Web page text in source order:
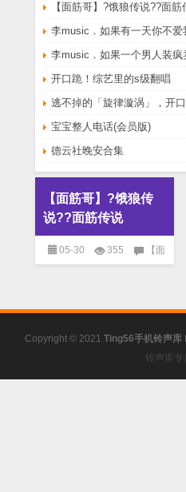
【面筋哥】?饿狼传说??面筋
李music．如果有一天你不
开口跪！综艺里的s级翻唱
逃不掉的「旋律漩涡」，开口
宝宝整人电话(会员版)
德云社晚安合集
【面筋哥】?饿狼传
说??面筋传说
05-30 355 【面
Copyright © 2021 Ting56手机铃声库
铃声库专